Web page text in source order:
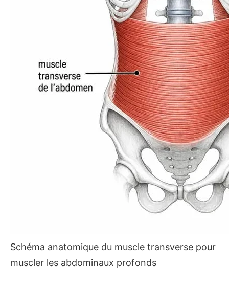
Schéma anatomique du muscle transverse pour
muscler les abdominaux profonds